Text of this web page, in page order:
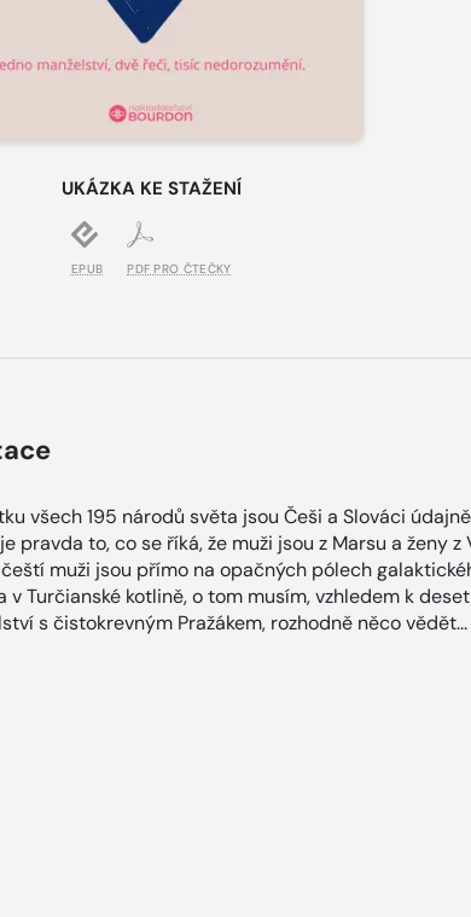
UKÁZKA KE STAŽENÍ
EPUB PDF PRO ČTEČKY
všech 195 národů světa jsou Češi a Slováci
pravda to, co se říká, že muži jsou z Marsu a ženy z
muži jsou přímo na opačných pólech
v Turčianské kotlině, o tom musím, vzhledem k
s čistokrevným Pražákem, rozhodně něco vědět...